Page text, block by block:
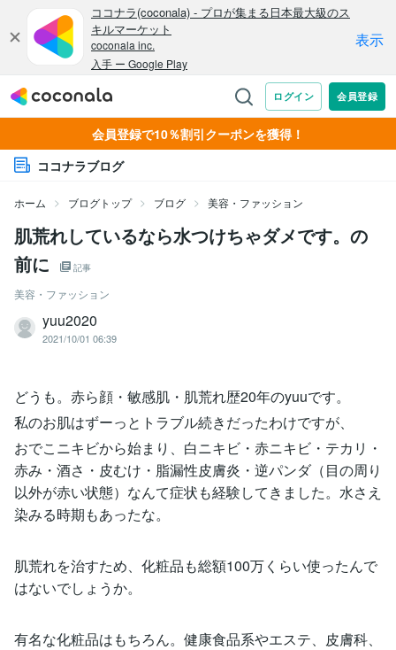
会員登録で10％割引クーポンを獲得！
ココナラブログ
ホーム ブログトップ ブログ 美容・ファッション
肌荒れしているなら水つけちゃダメです。の
前に
記事
美容・ファッション
yuu2020
2021/10/01 06:39
どうも。赤ら顔・敏感肌・肌荒れ歴20年のyuuです。
私のお肌はずーっとトラブル続きだったわけですが、
おでこニキビから始まり、白ニキビ・赤ニキビ・テカリ・
赤み・酒さ・皮むけ・脂漏性皮膚炎・逆パンダ（目の周り
以外が赤い状態）なんて症状も経験してきました。水さえ
染みる時期もあったな。
肌荒れを治すため、化粧品も総額100万くらい使ったんで
はないでしょうか。
有名な化粧品はもちろん。健康食品系やエステ、皮膚科、